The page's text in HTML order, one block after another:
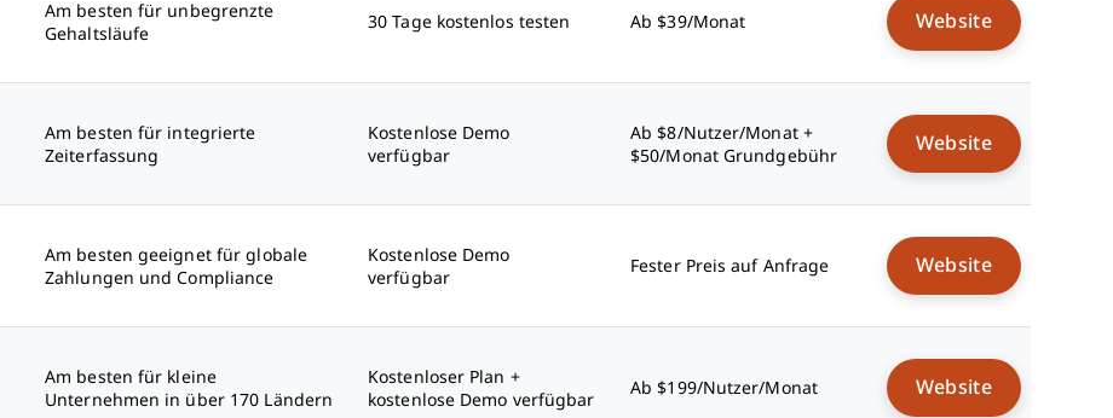
Am besten für unbegrenzte
Gehaltsläufe
30 Tage kostenlos testen Ab $39/Monat Website
Am besten für integrierte
Zeiterfassung
Kostenlose Demo
verfügbar
Ab $8/Nutzer/Monat +
$50/Monat Grundgebühr
Website
Am besten geeignet für globale
Zahlungen und Compliance
Kostenlose Demo
verfügbar
Fester Preis auf Anfrage Website
Am besten für kleine
Unternehmen in über 170 Ländern
Kostenloser Plan +
kostenlose Demo verfügbar
Ab $199/Nutzer/Monat Website